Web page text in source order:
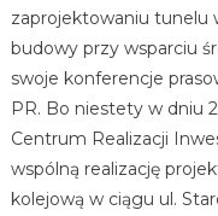
zaprojektowaniu tunelu
budowy przy wsparciu
swoje konferencje
PR. Bo niestety w dniu
Centrum Realizacji
wspólną realizację
kolejową w ciągu ul.